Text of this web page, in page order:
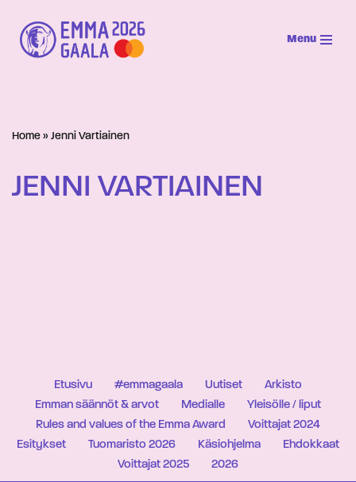
Siirry
suoraan
Menu
Home » Jenni Vartiainen
JENNI VARTIAINEN
Etusivu #emmagaala Uutiset
Arkisto
Emman säännöt & arvot
Medialle
Yleisölle / liput
Rules and values of the Emma Award
Voittajat 2024
Esitykset
Tuomaristo 2026 Käsiohjelma
Ehdokkaat
Voittajat 2025
2026